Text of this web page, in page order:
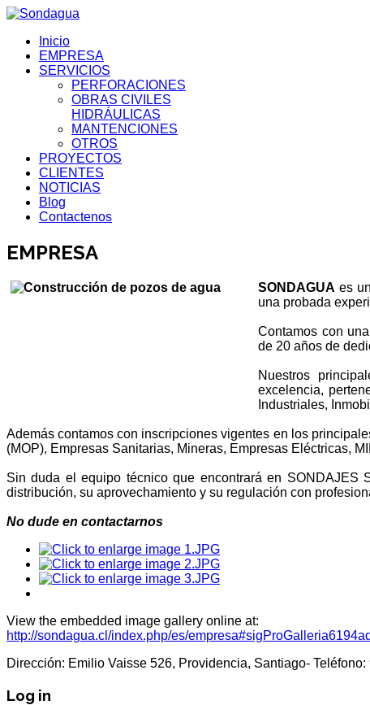
Inicio
EMPRESA
SERVICIOS
PERFORACIONES
OBRAS CIVILES
HIDRÁULICAS
MANTENCIONES
OTROS
PROYECTOS
CLIENTES
NOTICIAS
Blog
Contactenos
EMPRESA
SONDAGUA es
una probada
Contamos con
de 20 años de
Nuestros
excelencia,
Industriales,
Además contamos con inscripciones vigentes en los
(MOP), Empresas Sanitarias, Mineras, Empresas Eléctricas,
Sin duda el equipo técnico que encontrará en SONDAJES
distribución, su aprovechamiento y su regulación con
No dude en contactarnos
View the embedded image gallery online at:
http://sondagua.cl/index.php/es/
Dirección: Emilio Vaisse 526, Providencia, Santiago-
Log in